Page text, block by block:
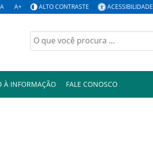
A A+ ALTO CONTRASTE ACESSIBILIDADE
Buscar
por:
À INFORMAÇÃO FALE CONOSCO